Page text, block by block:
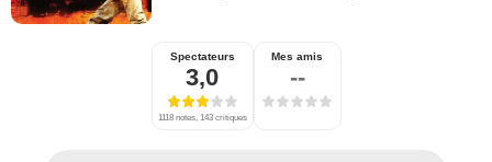
Spectateurs
3,0
1118 notes, 143 critiques
Mes amis
--